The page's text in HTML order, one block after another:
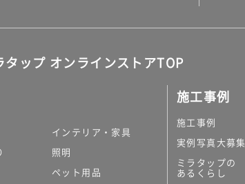
タップ オンラインストアTOP
インテリア・家具
照明
ペット用品
施工事例
施工事例
実例写真大募集
ミラタップの
あるくらし